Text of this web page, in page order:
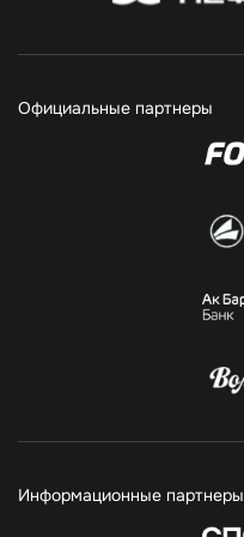
Официальные партнеры
Информационные партнеры